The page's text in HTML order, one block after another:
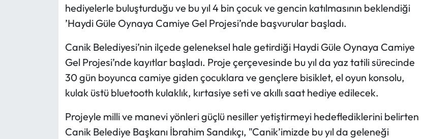
hediyelerle buluşturduğu ve bu yıl 4 bin çocuk ve gencin katılmasının beklendiği
’Haydi Güle Oynaya Camiye Gel Projesi’nde başvurular başladı.
Canik Belediyesi’nin ilçede geleneksel hale getirdiği Haydi Güle Oynaya Camiye
Gel Projesi’nde kayıtlar başladı. Proje çerçevesinde bu yıl da yaz tatili sürecinde
30 gün boyunca camiye giden çocuklara ve gençlere bisiklet, el oyun konsolu,
kulak üstü bluetooth kulaklık, kırtasiye seti ve akıllı saat hediye edilecek.
Projeyle milli ve manevi yönleri güçlü nesiller yetiştirmeyi hedeflediklerini belirten
Canik Belediye Başkanı İbrahim Sandıkçı, "Canik’imizde bu yıl da geleneği